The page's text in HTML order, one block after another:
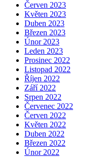
Červen 2023
Květen 2023
Duben 2023
Březen 2023
Únor 2023
Leden 2023
Prosinec 2022
Listopad 2022
Říjen 2022
Září 2022
Srpen 2022
Červenec 2022
Červen 2022
Květen 2022
Duben 2022
Březen 2022
Únor 2022